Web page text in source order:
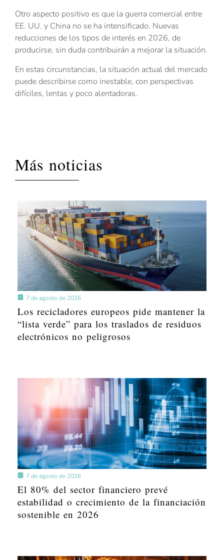
Otro aspecto positivo es que la guerra comercial entre
EE. UU. y China no se ha intensificado. Nuevas
reducciones de los tipos de interés en 2026, de
producirse, sin duda contribuirán a mejorar la situación.
En estas circunstancias, la situación actual del mercado
puede describirse como inestable, con perspectivas
difíciles, lentas y poco alentadoras.
Más noticias
7 de agosto de 2026
Los recicladores europeos pide mantener la
“lista verde” para los traslados de residuos
electrónicos no peligrosos
7 de agosto de 2026
El 80% del sector financiero prevé
estabilidad o crecimiento de la financiación
sostenible en 2026